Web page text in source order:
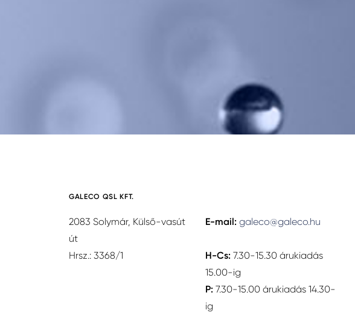
GALECO QSL KFT.
2083 Solymár, Külső-vasút
út
Hrsz.: 3368/1
E-mail: galeco@galeco.hu
H-Cs: 7.30-15.30 árukiadás
15.00-ig
P: 7.30-15.00 árukiadás 14.30-
ig